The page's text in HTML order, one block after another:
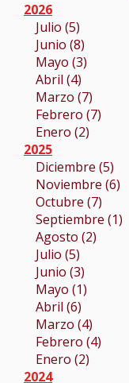
2026
Julio (5)
Junio (8)
Mayo (3)
Abril (4)
Marzo (7)
Febrero (7)
Enero (2)
2025
Diciembre (5)
Noviembre (6)
Octubre (7)
Septiembre (1)
Agosto (2)
Julio (5)
Junio (3)
Mayo (1)
Abril (6)
Marzo (4)
Febrero (4)
Enero (2)
2024